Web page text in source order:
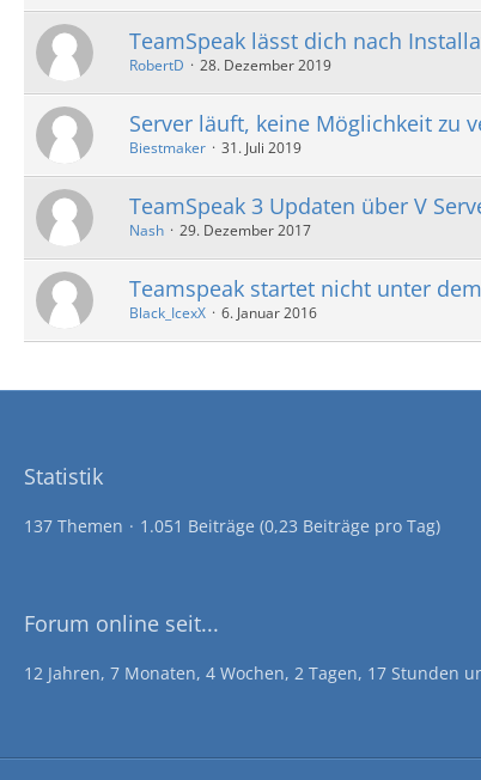
TeamSpeak lässt dich nach
RobertD 28. Dezember 2019
Server läuft, keine Möglichkeit zu
Biestmaker 31. Juli 2019
TeamSpeak 3 Updaten über V
Nash 29. Dezember 2017
Teamspeak startet nicht unter
Black_IcexX 6. Januar 2016
Statistik
137 Themen 1.051 Beiträge (0,23 Beiträge pro Tag)
Forum online seit...
12 Jahren, 7 Monaten, 4 Wochen, 2 Tagen, 17 Stunden